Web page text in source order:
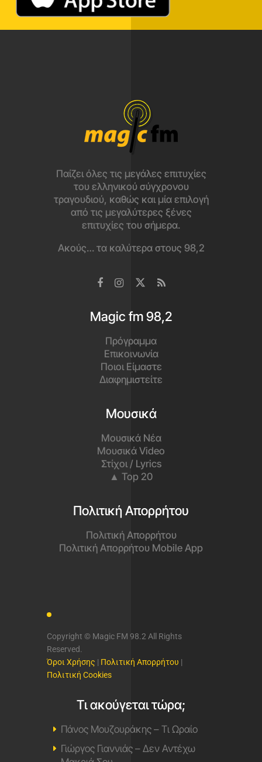
Παίζει όλες τις μεγάλες επιτυχίες
του ελληνικού σύγχρονου
τραγουδιού, καθώς και μία επιλογή
από τις μεγαλύτερες ξένες
επιτυχίες του σήμερα.
Ακούς… τα καλύτερα στους 98,2
Magic fm 98,2
Πρόγραμμα
Επικοινωνία
Ποιοι Είμαστε
Διαφημιστείτε
Μουσικά
Μουσικά Νέα
Μουσικά Video
Στίχοι / Lyrics
▲ Top 20
Πολιτική Απορρήτου
Πολιτική Απορρήτου
Πολιτική Απορρήτου Mobile App
Copyright © Magic FM 98.2 All Rights
Reserved.
Όροι Χρήσης | Πολιτική Απορρήτου |
Πολιτική Cookies
Τι ακούγεται τώρα;
Πάνος Μουζουράκης – Τι Ωραίο
Γιώργος Γιαννιάς – Δεν Αντέχω